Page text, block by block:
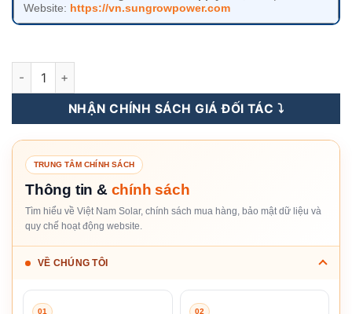
Website: https://vn.sungrowpower.com
Inverter Hòa Lưới Sungrow 10KW 3 pha [Giá Sỉ] số lượng
NHẬN CHÍNH SÁCH GIÁ ĐỐI TÁC ⤵️
TRUNG TÂM CHÍNH SÁCH
Thông tin & chính sách
Tìm hiểu về Việt Nam Solar, chính sách mua hàng, bảo mật dữ liệu và
quy chế hoạt động website.
VỀ CHÚNG TÔI
01 02